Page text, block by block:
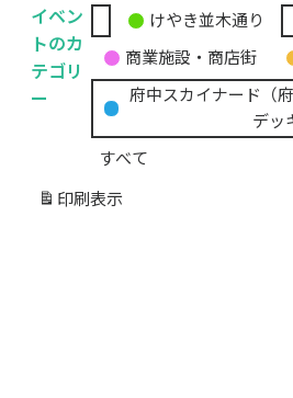
イベン
トのカ
テゴリ
ー
無
題
の
カ
テ
ゴ
リ
けやき並木通り
商業施設・商店街
府中スカイナード（
デッ
すべて
印刷 表示